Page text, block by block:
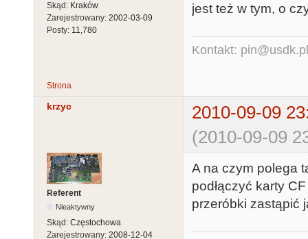
Skąd: Kraków
Zarejestrowany: 2002-03-09
Posty: 11,780
jest też w tym, o
Kontakt: pin@usdk.pl
Strona
krzyc
2010-09-09
(2010-09-09
Referent
Nieaktywny
Skąd: Częstochowa
Zarejestrowany: 2008-12-04
A na czym polega
podłączyć karty
przeróbki zastąpić